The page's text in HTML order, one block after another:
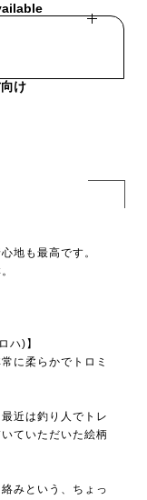
け
地も最高です。
ハ)】
に柔らかでトロミ
近は釣り人でトレ
ていただいた絵柄
みという、ちょっ